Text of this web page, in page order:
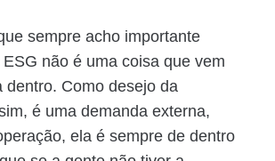
sempre acho importante
não é uma coisa que vem
dentro. Como desejo da
é uma demanda externa,
ela é sempre de dentro